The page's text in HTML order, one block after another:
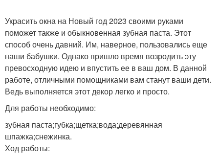
Украсить окна на Новый год 2023 своими руками
поможет также и обыкновенная зубная паста. Этот
способ очень давний. Им, наверное, пользовались еще
наши бабушки. Однако пришло время возродить эту
превосходную идею и впустить ее в ваш дом. В данной
работе, отличными помощниками вам станут ваши дети.
Ведь выполняется этот декор легко и просто.
Для работы необходимо:
зубная паста;губка;щетка;вода;деревянная
шпажка;снежинка.
Ход работы: